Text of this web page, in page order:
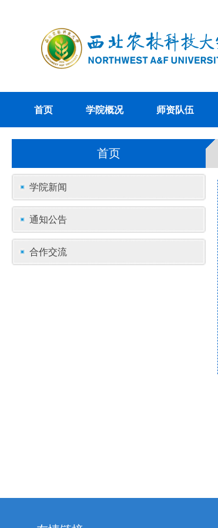
首页 学院概况 师资队伍
首页
学院新闻
通知公告
合作交流